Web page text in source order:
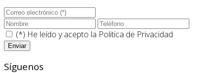
(*) He leído y acepto la Politica de Privacidad
Síguenos